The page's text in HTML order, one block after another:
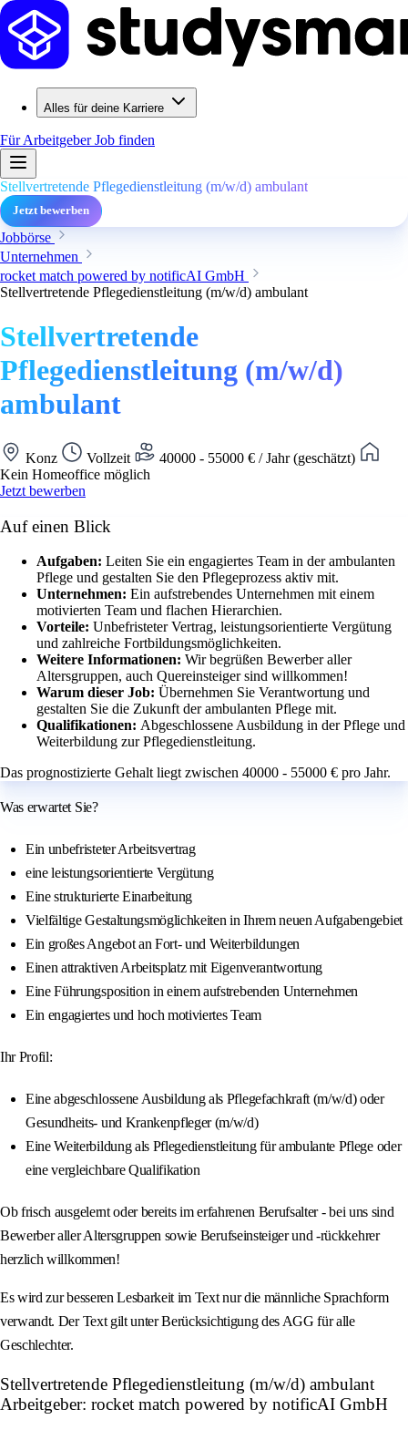
Alles für deine Karriere
Für ArbeitgeberJob finden
Stellvertretende Pflegedienstleitung (m/w/d) ambulant
Jetzt bewerben
Jobbörse
Unternehmen
rocket match powered by notificAI GmbH
Stellvertretende Pflegedienstleitung (m/w/d) ambulant
Stellvertretende
Pflegedienstleitung (m/w/d)
ambulant
Konz Vollzeit
40000 - 55000 € / Jahr (geschätzt)
Kein Homeoffice möglich
Jetzt bewerben
Auf einen Blick
Aufgaben: Leiten Sie ein engagiertes Team in der ambulanten
Pflege und gestalten Sie den Pflegeprozess aktiv mit.
Unternehmen: Ein aufstrebendes Unternehmen mit einem
motivierten Team und flachen Hierarchien.
Vorteile: Unbefristeter Vertrag, leistungsorientierte Vergütung
und zahlreiche Fortbildungsmöglichkeiten.
Weitere Informationen: Wir begrüßen Bewerber aller
Altersgruppen, auch Quereinsteiger sind willkommen!
Warum dieser Job: Übernehmen Sie Verantwortung und
gestalten Sie die Zukunft der ambulanten Pflege mit.
Qualifikationen: Abgeschlossene Ausbildung in der Pflege und
Weiterbildung zur Pflegedienstleitung.
Das prognostizierte Gehalt liegt zwischen 40000 - 55000 € pro Jahr.
Was erwartet Sie?
Ein unbefristeter Arbeitsvertrag
eine leistungsorientierte Vergütung
Eine strukturierte Einarbeitung
Vielfältige Gestaltungsmöglichkeiten in Ihrem neuen Aufgabengebiet
Ein großes Angebot an Fort- und Weiterbildungen
Einen attraktiven Arbeitsplatz mit Eigenverantwortung
Eine Führungsposition in einem aufstrebenden Unternehmen
Ein engagiertes und hoch motiviertes Team
Ihr Profil:
Eine abgeschlossene Ausbildung als Pflegefachkraft (m/w/d) oder
Gesundheits- und Krankenpfleger (m/w/d)
Eine Weiterbildung als Pflegedienstleitung für ambulante Pflege oder
eine vergleichbare Qualifikation
Ob frisch ausgelernt oder bereits im erfahrenen Berufsalter - bei uns sind
Bewerber aller Altersgruppen sowie Berufseinsteiger und -rückkehrer
herzlich willkommen!
Es wird zur besseren Lesbarkeit im Text nur die männliche Sprachform
verwandt. Der Text gilt unter Berücksichtigung des AGG für alle
Geschlechter.
Stellvertretende Pflegedienstleitung (m/w/d) ambulant
Arbeitgeber: rocket match powered by notificAI GmbH